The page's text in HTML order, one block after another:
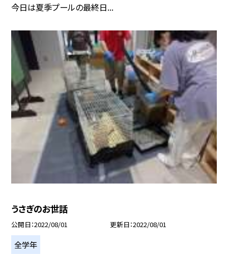
今日は夏季プールの最終日...
うさぎのお世話
公開日 2022/08/01 更新日 2022/08/01
全学年